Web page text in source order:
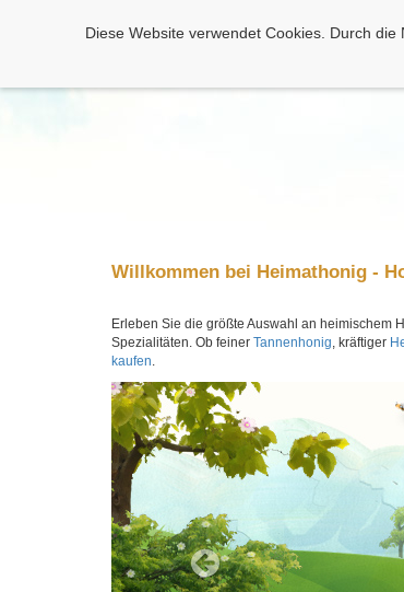
Diese Website verwendet Cookies. Durch
Willkommen bei Heimathonig -
Erleben Sie die größte Auswahl an heimischem
Spezialitäten. Ob feiner Tannenhonig, kräftiger
kaufen.
Vorherige